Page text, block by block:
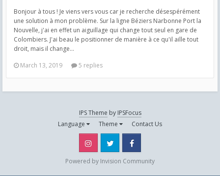
Bonjour à tous ! Je viens vers vous car je recherche désespérément
une solution à mon problème. Sur la ligne Béziers Narbonne Port la
Nouvelle, j'ai en effet un aiguillage qui change tout seul en gare de
Colombiers. J'ai beau le positionner de manière à ce qu'il aille tout
droit, mais il change...
March 13, 2019
5 replies
IPS Theme by IPSFocus
Language
Theme Contact Us
Instagram Twitter
Powered by Invision Community